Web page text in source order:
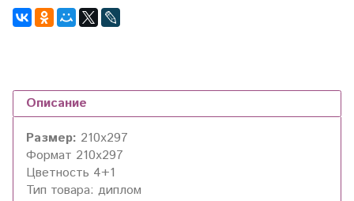
Описание
Размер: 210x297
Формат 210x297
Цветность 4+1
Тип товара: диплом